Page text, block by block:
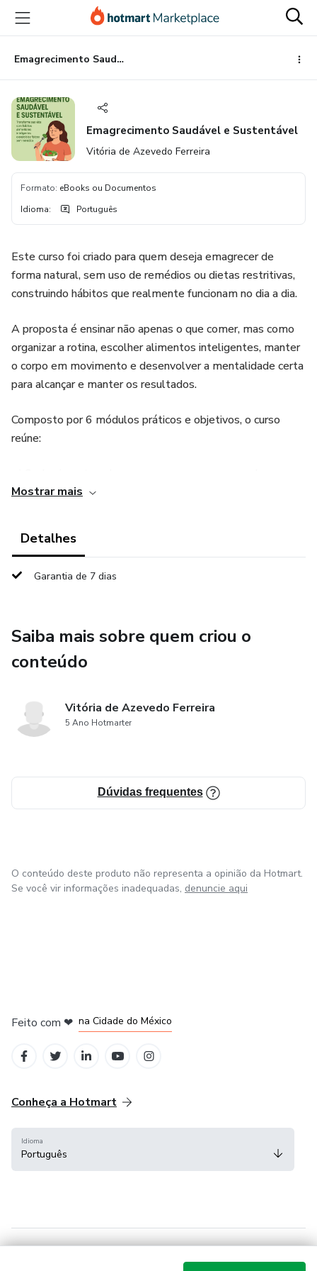
para
conteúdo
principal
para
pagamento
para
rodapé
Emagrecimento Saudável e Sustentável
Emagrecimento Saudável e Sustentável
Vitória de Azevedo Ferreira
Formato: eBooks ou Documentos
Idioma: Português
Este curso foi criado para quem deseja emagrecer de
forma natural, sem uso de remédios ou dietas restritivas,
construindo hábitos que realmente funcionam no dia a dia.
A proposta é ensinar não apenas o que comer, mas como
organizar a rotina, escolher alimentos inteligentes, manter
o corpo em movimento e desenvolver a mentalidade certa
para alcançar e manter os resultados.
Composto por 6 módulos práticos e objetivos, o curso
reúne:
verdade
aplicadas na rotina
✅ Receitas fitness fáceis, saborosas e acessíveis
ou na academia
✅ Técnicas para fortalecer a disciplina e evitar o efeito
✅ Dicas para manter o peso conquistado de forma leve e
Mais do que uma dieta, o curso é um guia para transformar
o estilo de vida, proporcionando saúde, energia e
Mostrar mais
Detalhes
Garantia de 7 dias
Saiba mais sobre quem criou o
conteúdo
Vitória de Azevedo Ferreira
5 Ano Hotmarter
Dúvidas frequentes
O conteúdo deste produto não representa a opinião da Hotmart.
Se você vir informações inadequadas, denuncie aqui
Feito com ❤ na Cidade do México
Conheça a Hotmart
Idioma
Português